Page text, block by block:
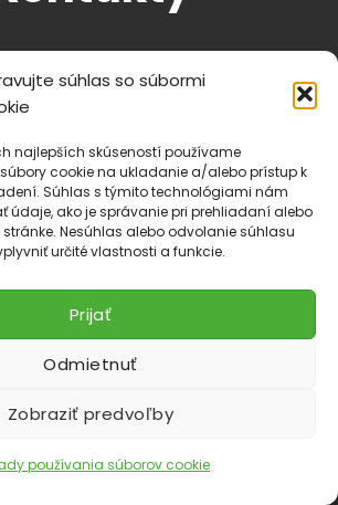
súhlas so súbormi
najlepších skúseností používame
cookie na ukladanie a/alebo prístup k
Súhlas s týmito technológiami nám
údaje, ako je správanie pri prehliadaní alebo
stránke. Nesúhlas alebo odvolanie súhlasu
určité vlastnosti a funkcie.
Prijať
Odmietnuť
Zobraziť predvoľby
používania súborov cookie
hudba Parta - oz.
013 24 Strečno
IČO: 52008690
info@lhparta.sk
+421918 530 888
Cookies